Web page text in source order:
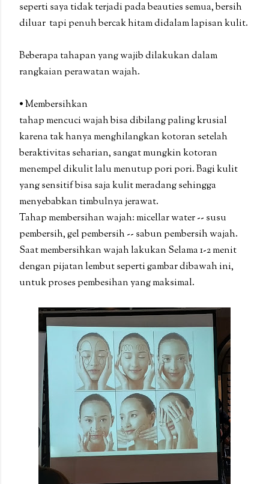
seperti saya tidak terjadi pada beauties semua, bersih
diluar tapi penuh bercak hitam didalam lapisan kulit.
Beberapa tahapan yang wajib dilakukan dalam
rangkaian perawatan wajah.
• Membersihkan
tahap mencuci wajah bisa dibilang paling krusial
karena tak hanya menghilangkan kotoran setelah
beraktivitas seharian, sangat mungkin kotoran
menempel dikulit lalu menutup pori pori. Bagi kulit
yang sensitif bisa saja kulit meradang sehingga
menyebabkan timbulnya jerawat.
Tahap membersihan wajah: micellar water -- susu
pembersih, gel pembersih -- sabun pembersih wajah.
Saat membersihkan wajah lakukan Selama 1-2 menit
dengan pijatan lembut seperti gambar dibawah ini,
untuk proses pembesihan yang maksimal.